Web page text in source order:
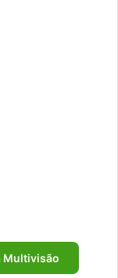
Multivisão